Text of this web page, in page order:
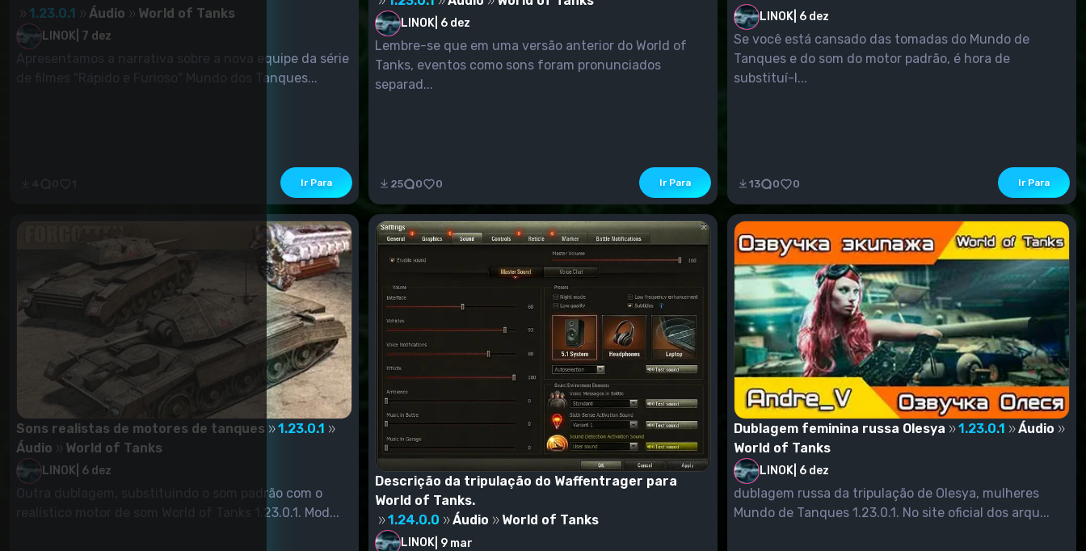
1.23.0.1
Áudio World of Tanks
LINOK 7 dez
Apresentamos a narrativa sobre a nova equipe da série
de filmes "Rápido e Furioso" Mundo dos Tanques...
Ir Para
LINOK 6 dez
Lembre-se que em uma versão anterior do World of
Tanks, eventos como sons foram pronunciados
separad...
25 0 0 Ir Para
LINOK 6 dez
Se você está cansado das tomadas do Mundo de
Tanques e do som do motor padrão, é hora de
substituí-l...
13 0 0 Ir Para
Sons realistas de motores de tanques
1.23.0.1
Áudio
World of Tanks
LINOK 6 dez
Outra dublagem, substituindo o som padrão com o
realístico motor de som World of Tanks 1.23.0.1. Mod...
Descrição da tripulação do Waffentrager para
World of Tanks.
1.24.0.0
Áudio World of Tanks
LINOK 9 mar
Dublagem feminina russa Olesya 1.23.0.1
Áudio
World of Tanks
LINOK 6 dez
dublagem russa da tripulação de Olesya, mulheres
Mundo de Tanques 1.23.0.1. No site oficial dos arqu...